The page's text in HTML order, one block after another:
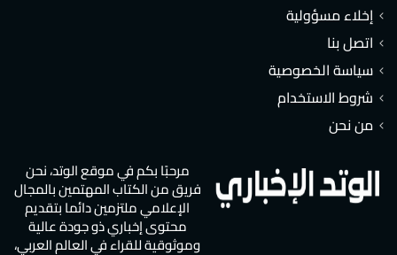
إخلاء مسؤولية
اتصل بنا
سياسة الخصوصية
شروط الاستخدام
من نحن
مرحبًا بكم في موقع الوتد، نحن
فريق من الكتاب المهتمين بالمجال
الإعلامي ملتزمين دائما بتقديم
محتوى إخباري ذو جودة عالية
وموثوقية للقراء في العالم العربي،